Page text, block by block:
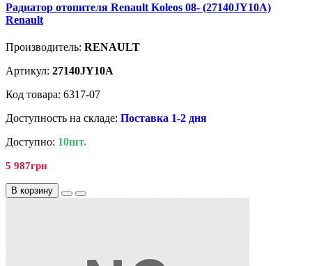
Радиатор отопителя Renault Koleos 08- (27140JY10A)
Renault
Производитель: RENAULT
Артикул: 27140JY10A
Код товара: 6317-07
Доступность на складе: Поставка 1-2 дня
Доступно: 10шт.
5 987грн
В корзину